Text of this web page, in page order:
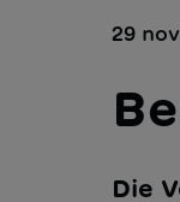
29
Die